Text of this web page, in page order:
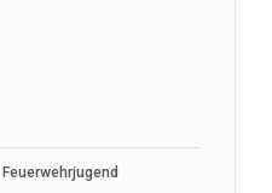
Feuerwehrjugend